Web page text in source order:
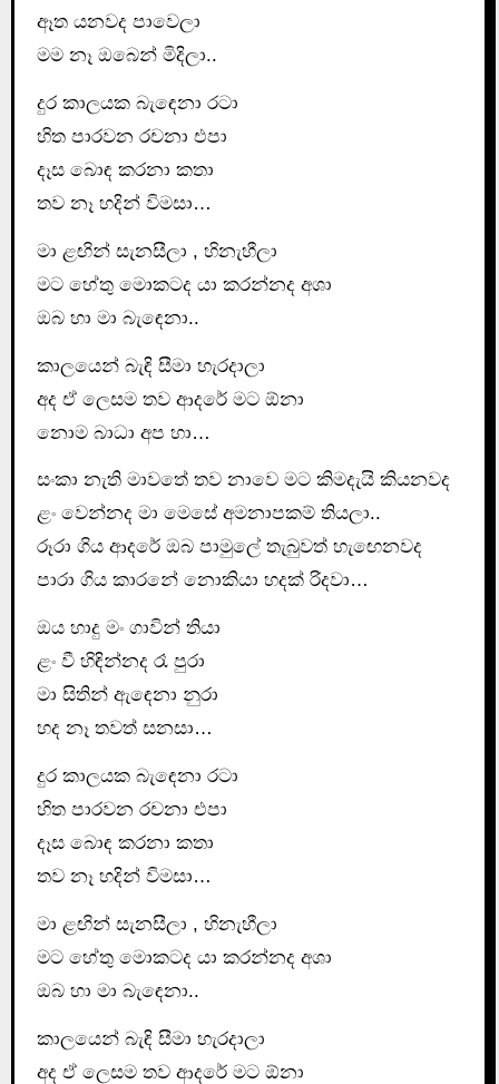
ඈත යනවද පාවෙලා
මම නෑ ඔබෙන් මිදිලා..
දුර කාලයක බැඳෙනා රටා
හිත පාරවන රචනා එපා
දෑස බොඳ කරනා කතා
තව නෑ හදින් විමසා…
මා ළඟින් සැනසීලා , හිනැහීලා
මට හේතු මොකටද යා කරන්නද අශා
ඔබ හා මා බැඳෙනා..
කාලයෙන් බැඳි සීමා හැරදාලා
අද ඒ ලෙසම තව ආදරේ මට ඕනා
නොම බාධා අප හා…
සංකා නැති මාවතේ තව නාවෙ මට කිමදැයි කියනවද
ළං වෙන්නද මා මෙසේ අමනාපකම් තියලා..
රූරා ගිය ආදරේ ඔබ පාමුලේ තැබුවත් හැඟෙනවද
පාරා ගිය කාරනේ නොකියා හදක් රිදවා…
ඔය හාදු මං ගාවින් තියා
ළං වී හිඳින්නද රෑ පුරා
මා සිතින් ඇඳෙනා නුරා
හද නෑ තවත් සනසා…
දුර කාලයක බැඳෙනා රටා
හිත පාරවන රචනා එපා
දෑස බොඳ කරනා කතා
තව නෑ හදින් විමසා…
මා ළඟින් සැනසීලා , හිනැහීලා
මට හේතු මොකටද යා කරන්නද අශා
ඔබ හා මා බැඳෙනා..
කාලයෙන් බැඳි සීමා හැරදාලා
අද ඒ ලෙසම තව ආදරේ මට ඕනා